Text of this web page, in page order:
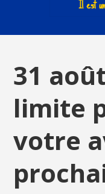
31
limite
votre